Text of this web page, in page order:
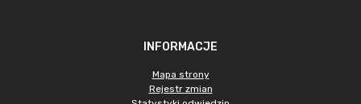
INFORMACJE
Mapa strony
Rejestr zmian